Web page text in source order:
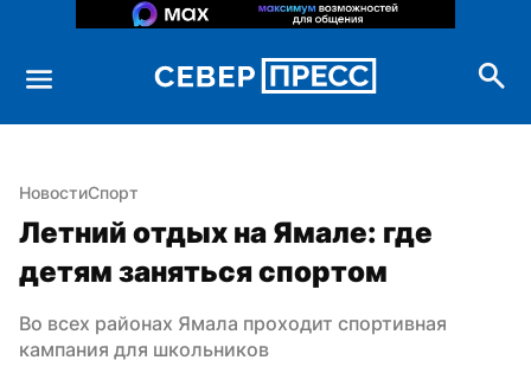
НовостиСпорт
Летний отдых на Ямале: где
детям заняться спортом
Во всех районах Ямала проходит спортивная
кампания для школьников